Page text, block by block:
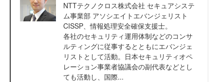
NTTテクノクロス株式会社 セキュアシステ
ム事業部 アソシエイトエバンジェリスト
CISSP、情報処理安全確保支援士。
各社のセキュリティ運用体制などのコンサ
ルティングに従事するとともにエバンジェ
リストとして活動。日本セキュリティオペ
レーション事業者協議会の副代表などとし
ても活動し、国際...